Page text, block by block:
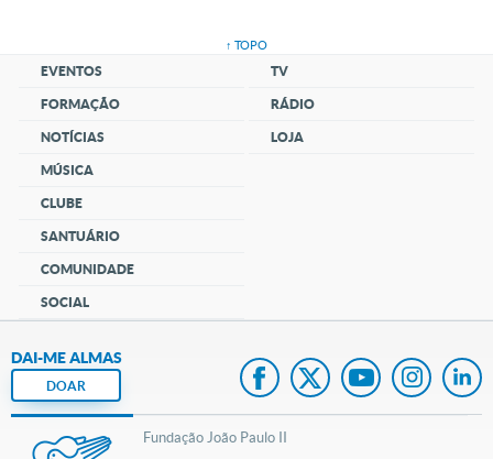
↑ TOPO
EVENTOS
FORMAÇÃO
NOTÍCIAS
MÚSICA
CLUBE
SANTUÁRIO
COMUNIDADE
SOCIAL
TV
RÁDIO
LOJA
DAI-ME ALMAS
DOAR
Fundação João Paulo II